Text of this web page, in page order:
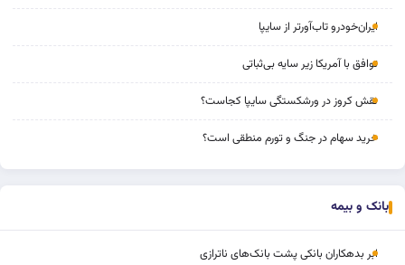
ایران‌خودرو تاب‌آورتر از سایپا
توافق با آمریکا زیر سایه بی‌ثباتی
نقش کروز در ورشکستگی سایپا کجاست؟
خرید سهام در جنگ و تورم منطقی است؟
بانک و بیمه
ابر بدهکاران بانکی پشت بانک‌های ناترازی